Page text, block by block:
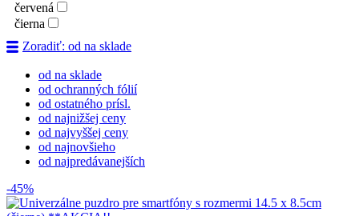
červená
čierna
Zoradiť: od na sklade
od na sklade
od ochranných fólií
od ostatného prísl.
od najnižšej ceny
od najvyššej ceny
od najnovšieho
od najpredávanejších
-45%